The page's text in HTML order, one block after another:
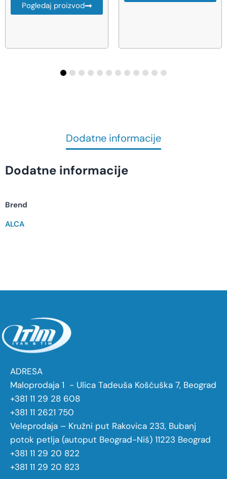
Pogledaj proizvod
Dodatne informacije
Dodatne informacije
Brend
ALCA
ADRESA
Maloprodaja 1 - Ulica Tadeuša Košćuška 7, Beograd
+381 11 29 28 608
+381 11 2621 750
Veleprodaja – Kružni put Rakovica 233, Bubanj
potok petlja (autoput Beograd-Niš) 11223 Beograd
+381 11 29 20 822
+381 11 29 20 823